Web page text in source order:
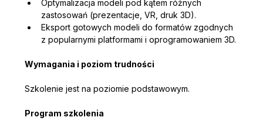
Optymalizacja modeli pod kątem różnych
zastosowań (prezentacje, VR, druk 3D).
Eksport gotowych modeli do formatów zgodnych
z popularnymi platformami i oprogramowaniem 3D.
Wymagania i poziom trudności
Szkolenie jest na poziomie podstawowym.
Program szkolenia